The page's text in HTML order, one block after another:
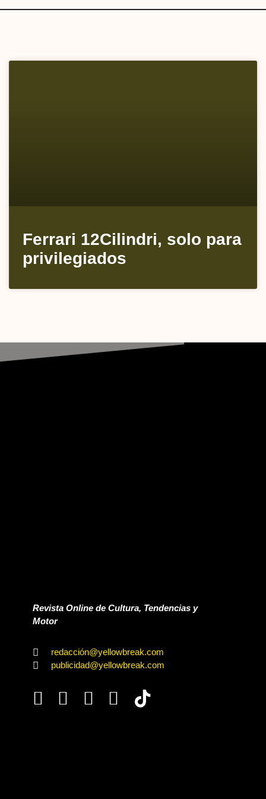
Ferrari 12Cilindri, solo para
privilegiados
Revista Online de Cultura, Tendencias y
Motor
redacción@yellowbreak.com
publicidad@yellowbreak.com